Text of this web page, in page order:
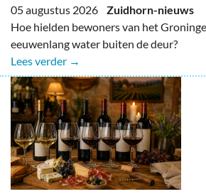
05 augustus 2026 Zuidhorn-nieuws
Hoe hielden bewoners van het
eeuwenlang water buiten de deur?
Lees verder →